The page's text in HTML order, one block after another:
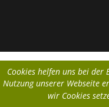
Cookies helfen uns bei der
Nutzung unserer Webseite
wir Cookies